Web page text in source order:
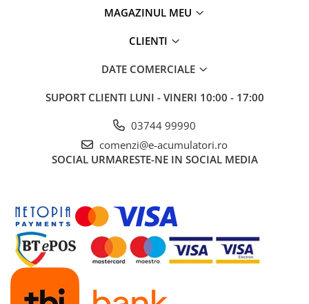
MAGAZINUL MEU
CLIENTI
DATE COMERCIALE
SUPORT CLIENTI LUNI - VINERI 10:00 - 17:00
03744 99990
comenzi@e-acumulatori.ro
SOCIAL URMARESTE-NE IN SOCIAL MEDIA